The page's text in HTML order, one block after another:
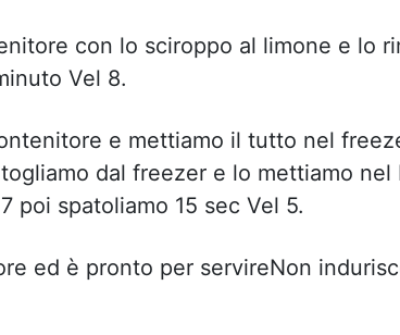
con lo sciroppo al limone e lo
Vel 8.
e mettiamo il tutto nel
dal freezer e lo mettiamo nel
poi spatoliamo 15 sec Vel 5.
ed è pronto per servireNon